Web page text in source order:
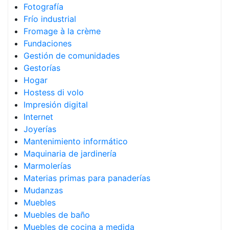
Fotografía
Frío industrial
Fromage à la crème
Fundaciones
Gestión de comunidades
Gestorías
Hogar
Hostess di volo
Impresión digital
Internet
Joyerías
Mantenimiento informático
Maquinaria de jardinería
Marmolerías
Materias primas para panaderías
Mudanzas
Muebles
Muebles de baño
Muebles de cocina a medida